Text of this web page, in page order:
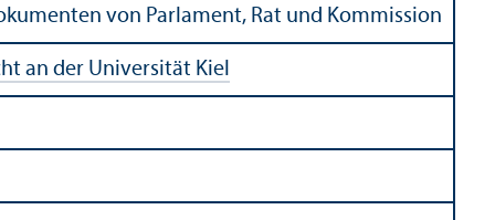
von Parlament, Rat und Kommission
an der Universität Kiel